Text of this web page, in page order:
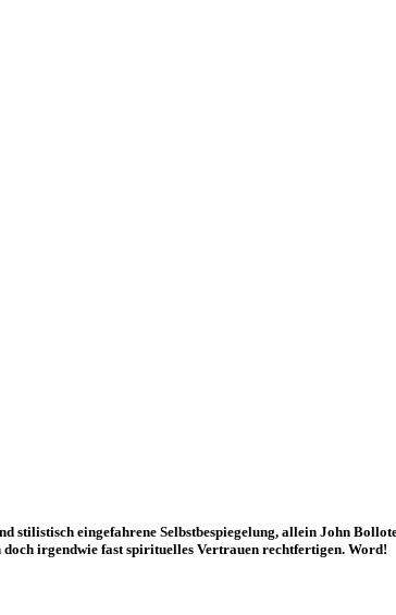
eingefahrene Selbstbespiegelung, allein John
irgendwie fast spirituelles Vertrauen rechtfertigen. Word!